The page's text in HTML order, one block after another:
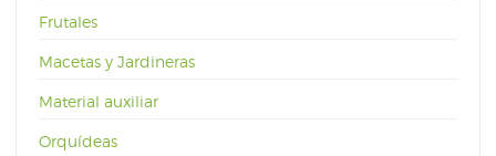
Frutales
Macetas y Jardineras
Material auxiliar
Orquídeas